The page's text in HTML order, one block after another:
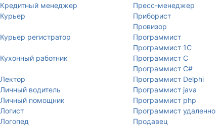
Кредитный менеджер
Курьер
Курьер регистратор
Кухонный работник
Лектор
Личный водитель
Личный помощник
Логист
Логопед
Пресс-менеджер
Приборист
Провизор
Программист
Программист 1С
Программист C
Программист C#
Программист Delphi
Программист java
Программист php
Программист удаленно
Продавец